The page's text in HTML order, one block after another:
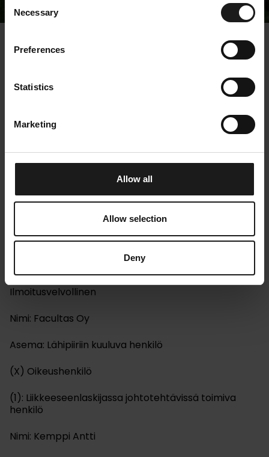
Selection
Necessary
Preferences
Statistics
Marketing
Allow all
Allow selection
Deny
« Tiedotteet
Kempower Oyj –
Johdon liiketoimet –
Facultas Oy
16.12.2021 16:00:08 EET | Kempower Oyj |
Johtohenkilöiden liiketoimet
Johdon liiketoimet
Oy
Kempower Oyj – Johdon liiketoimet – Facultas Oy
Ilmoitusvelvollinen
Nimi: Facultas Oy
Asema: Lähipiiriin kuuluva henkilö
(X) Oikeushenkilö
(1): Liikkeeseenlaskijassa johtotehtävissä toimiva
henkilö
Nimi: Kemppi Antti